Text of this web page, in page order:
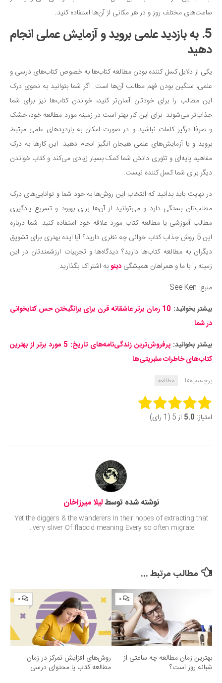
ساعت‌های مختلف روز و در هر مکانی از آن‌ها استفاده کنید.
5. به بازدید علمی بروید و آزمایش عملی انجام
دهید
یکی از دلایل کسل کننده بودن مطالعه کتاب‌ها به خصوص کتاب‌های درسی و
علمی، سنگین بودن فهم مطالب آن‌ها است. اگر شما بتوانید به نحوی درک
این مطالب را برای خودتان آسان‌تر کنید، خواندن کتاب‌ها نیز برای شما
جذاب‌تر می‌شوند. برای این کار بهتر است در زمینه مورد مطالعه خود، خشک
و صرفا درگیر کلمات نباشید و در صورت امکان به بازدیدهای علمی مرتبط
بروید و یا آزمایش‌های علمی هیجان انگیز انجام دهید. این کارها به درک
مفاهیم پایه‌ای و تئوری دانش شما کمک بسیار زیادی می‌کند و کتاب خواندن
دیگر برای شما کسل کننده نیست.
در نهایت باید بدانید که انتخاب این روش‌ها به خود شما و توانایی‌های درک
مطلب‌تان بستگی دارد و می‌توانید از آن‌ها برای بهبود و تسریع یادگیری
مطالب آموزشی یا مطالعه کتاب مورد علاقه خود استفاده کنید. شما درباره
این 5 روش جذاب کتاب خوانی چه نظری دارید؟ آیا ایده بهتری برای تشویق
دیگران به مطالعه کتاب‌ها دارید؟ دیدگاه‌ها و تجربیات ارزشمندتان در این
زمینه را با ما و همراهان همیشگی دینوبه اشتراک بگذارید.
منبع: See Ken
بیشتر بخوانید:
10 رمان برتر عاشقانه قرن برای برانگیختن حس کتابخوانی
در شما
بیشتر بخوانید:
پرفروش‌ترین زندگی‌نامه‌های تاریخ: 5 مورد برتر از بهترین
کتاب‌های خاطرات سلبریتی‌ها
برچسب‌ها:
مطالعه
Rate this item:
امتیاز: 5.0 از 5 (1 رای)
نوشته شده توسطلیلا میرزاخان
Yet the diggers & the wanderers In their hopes of extracting that
very sliver Of flaccid meaning Every so often migrate...
مطالب مرتبط ...
۰
بهترین زمان مطالعه چه ساعتی از
شبانه روز است؟
۰
روش‌های افزایش تمرکز در زمان
مطالعه کتاب یا محتوای درسی